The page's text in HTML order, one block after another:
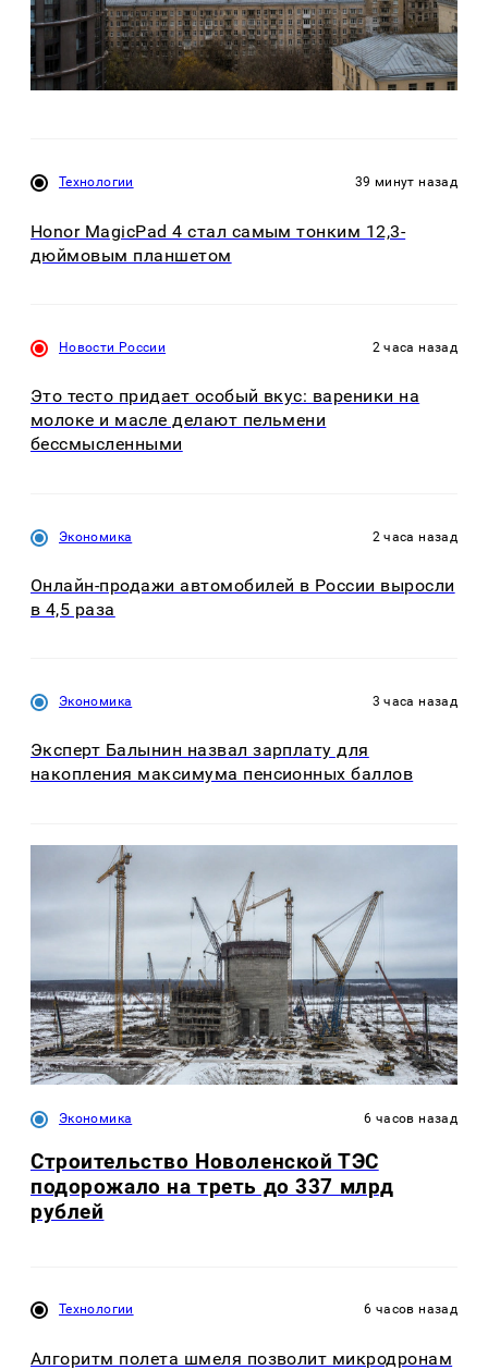
Технологии 39 минут назад
Honor MagicPad 4 стал самым тонким 12,3-
дюймовым планшетом
Новости России 2 часа назад
Это тесто придает особый вкус: вареники на
молоке и масле делают пельмени
бессмысленными
Экономика 2 часа назад
Онлайн-продажи автомобилей в России выросли
в 4,5 раза
Экономика 3 часа назад
Эксперт Балынин назвал зарплату для
накопления максимума пенсионных баллов
Экономика 6 часов назад
Строительство Новоленской ТЭС
подорожало на треть до 337 млрд
рублей
Технологии 6 часов назад
Алгоритм полета шмеля позволит микродронам